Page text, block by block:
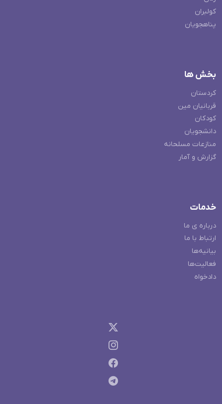
کولبران
پناهجویان
بخش ها
کردستان
قربانیان مین
کودکان
دانشجویان
منازعات مسلحانه
گزارش و آمار
خدمات
درباره ی ما
ارتباط با ما
بیانیه‌ها
فعالیت‌ها
دادخواه